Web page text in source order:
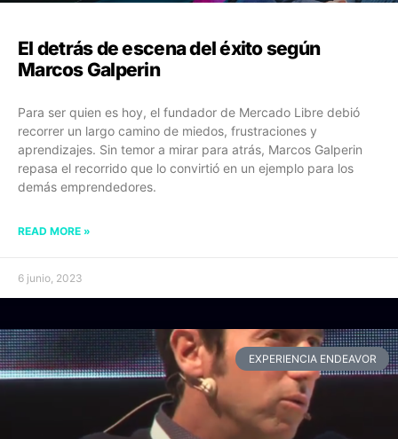
El detrás de escena del éxito según
Marcos Galperin
Para ser quien es hoy, el fundador de Mercado Libre debió
recorrer un largo camino de miedos, frustraciones y
aprendizajes. Sin temor a mirar para atrás, Marcos Galperin
repasa el recorrido que lo convirtió en un ejemplo para los
demás emprendedores.
READ MORE »
6 junio, 2023
EXPERIENCIA ENDEAVOR